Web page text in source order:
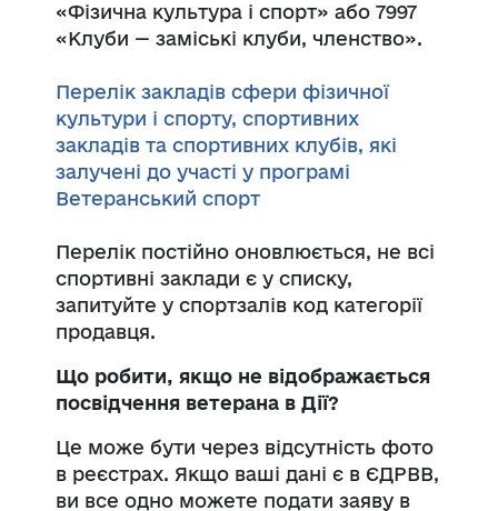
«Фізична культура і спорт» або 7997
«Клуби — заміські клуби, членство».
Перелік закладів сфери фізичної
культури і спорту, спортивних
закладів та спортивних клубів, які
залучені до участі у програмі
Ветеранський спорт
Перелік постійно оновлюється, не всі
спортивні заклади є у списку,
запитуйте у спортзалів код категорії
продавця.
Що робити, якщо не відображається
посвідчення ветерана в Дії?
Це може бути через відсутність фото
в реєстрах. Якщо ваші дані є в ЄДРВВ,
ви все одно можете подати заяву в